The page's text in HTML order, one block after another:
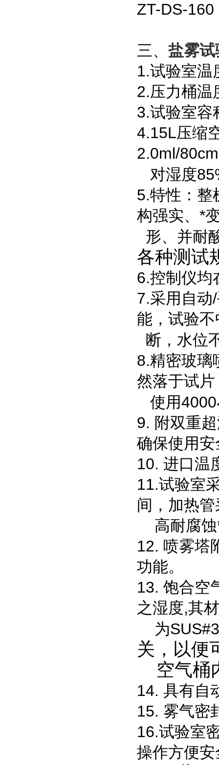
ZT-DS-
三、 盐雾试
1.试验室
2.压力桶
3.试验室容
4.15L压缩
2.0ml/
对湿度
5.特性：整
构强实、*
形、并耐
各种测试
6.控制仪均
7.采用自动
能，试验不
断，水位
8.精密玻璃
然落于试
使用4000
9. 附双重
确保使用安
10. 进口温
11.试验室
间，加热
高耐腐蚀
12. 喷雾塔
功能。
13. 饱合空
之湿度,其
为
关，以便
空气桶
14. 具有自
15. 雾气密
16.试验室
操作方便安